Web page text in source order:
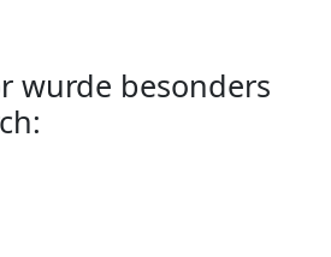
wurde besonders